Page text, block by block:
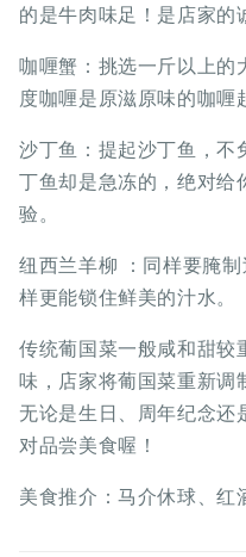
的是牛肉味足！是店家的
咖喱蟹：挑选一斤以上的
度咖喱是原滋原味的咖喱
沙丁鱼：提起沙丁鱼，不
丁鱼却是急冻的，绝对给
验。
纽西兰羊柳 ：同样要腌
样更能锁住鲜美的汁水。
传统葡国菜一般咸和甜较
味，店家将葡国菜重新调
无论是生日、周年纪念还
对品尝美食喔！
美食推介：马介休球、